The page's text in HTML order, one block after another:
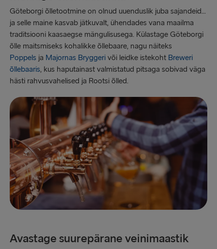
Göteborgi õlletootmine on olnud uuenduslik juba sajandeid...
ja selle maine kasvab jätkuvalt, ühendades vana maailma
traditsiooni kaasaegse mängulisusega. Külastage Göteborgi
õlle maitsmiseks kohalikke õllebaare, nagu näiteks
Poppels ja Majornas Bryggeri või leidke istekoht Breweri
õllebaaris, kus haputainast valmistatud pitsaga sobivad väga
hästi rahvusvahelised ja Rootsi õlled.
Avastage suurepärane veinimaastik